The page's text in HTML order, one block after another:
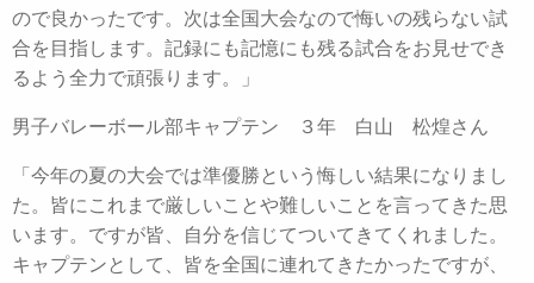
ので良かったです。次は全国大会なので悔いの残らない試
合を目指します。記録にも記憶にも残る試合をお見せでき
るよう全力で頑張ります。」
男子バレーボール部キャプテン ３年 白山 松煌さん
「今年の夏の大会では準優勝という悔しい結果になりまし
た。皆にこれまで厳しいことや難しいことを言ってきた思
います。ですが皆、自分を信じてついてきてくれました。
キャプテンとして、皆を全国に連れてきたかったですが、